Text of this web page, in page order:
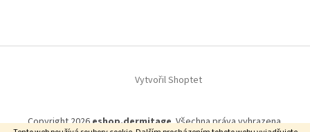
Vytvořil Shoptet
Copyright 2026eshop.dermitage. Všechna práva vyhrazena.